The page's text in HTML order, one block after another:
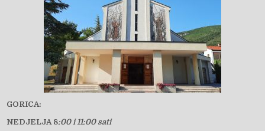
GORICA:
NEDJELJA 8:00 i 11:00 sati